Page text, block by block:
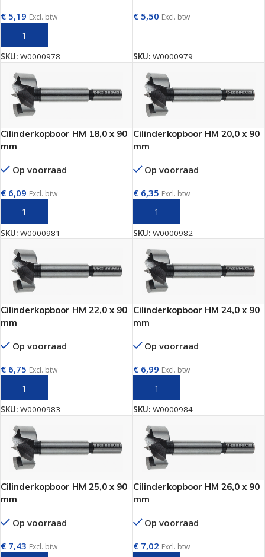
€ 5,19 Excl. btw
SKU: W0000978
€5,50 Excl. btw
SKU: W0000979
Cilinderkopboor HM 18,0 x 90
mm
Op voorraad
€ 6,09 Excl. btw
SKU: W0000981
Cilinderkopboor HM 20,0 x 90
mm
Op voorraad
€6,35 Excl. btw
SKU: W0000982
Cilinderkopboor HM 22,0 x 90
mm
Op voorraad
€ 6,75 Excl. btw
SKU: W0000983
Cilinderkopboor HM 24,0 x 90
mm
Op voorraad
€6,99 Excl. btw
SKU: W0000984
Cilinderkopboor HM 25,0 x 90
mm
Op voorraad
€ 7,43 Excl. btw
Cilinderkopboor HM 26,0 x 90
mm
Op voorraad
€7,02 Excl. btw